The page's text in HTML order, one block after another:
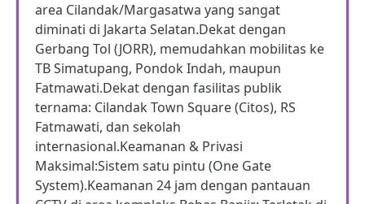
area Cilandak/Margasatwa yang sangat
diminati di Jakarta Selatan.Dekat dengan
Gerbang Tol (JORR), memudahkan mobilitas ke
TB Simatupang, Pondok Indah, maupun
Fatmawati.Dekat dengan fasilitas publik
ternama: Cilandak Town Square (Citos), RS
Fatmawati, dan sekolah
internasional.Keamanan & Privasi
Maksimal:Sistem satu pintu (One Gate
System).Keamanan 24 jam dengan pantauan